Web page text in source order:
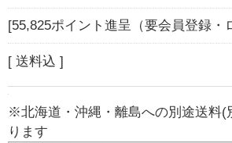
[55,825ポイント進呈（要会員登録・
[ 送料込 ]
※北海道・沖縄・離島への別途送料(
ります